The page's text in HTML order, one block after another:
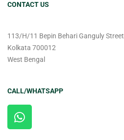
CONTACT US
113/H/11 Bepin Behari Ganguly Street
Kolkata 700012
West Bengal
CALL/WHATSAPP